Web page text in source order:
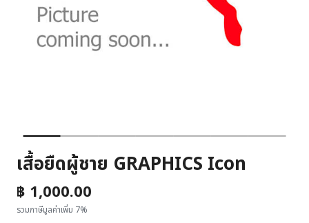
เสื้อยืดผู้ชาย GRAPHICS Icon
฿ 1,000.00
รวมภาษีมูลค่าเพิ่ม 7%